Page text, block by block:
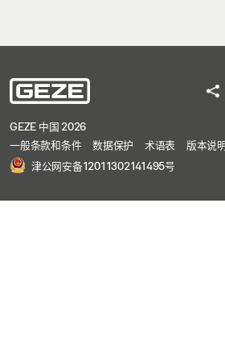
GEZE 中国 2026
一般条款和条件
数据保护 术语表 版本说
津公网安备12011302141495号